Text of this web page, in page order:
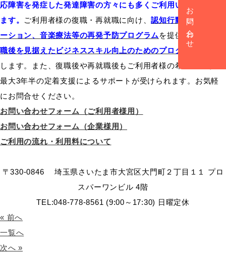
応障害を発症した発達障害の方々にも多くご利用いただいてい
ます。
ご利用者様の復職・再就職に向け、認知行動療法やアサ
ーション、音楽療法等の再発予防プログラム を提供する他、
職後を見据えたビジネススキル向上のためのプログラム
します。また、復職後や再就職後もご利用者様の希望に応じて
最大3年半の定着支援によるサポートが受けられます。お気軽
にお問合せください。
お問い合わせフォーム（ご利用者様用）
お問い合わせフォーム（企業様用）
ご利用の流れ・利用料について
〒330-0846 埼玉県さいたま市大宮区大門町２丁目１１ プロ
スパーワンビル 4階
TEL:048-778-8561 (9:00～17:30) 日曜定休
« 前へ
一覧へ
次へ »
お問い合わせ